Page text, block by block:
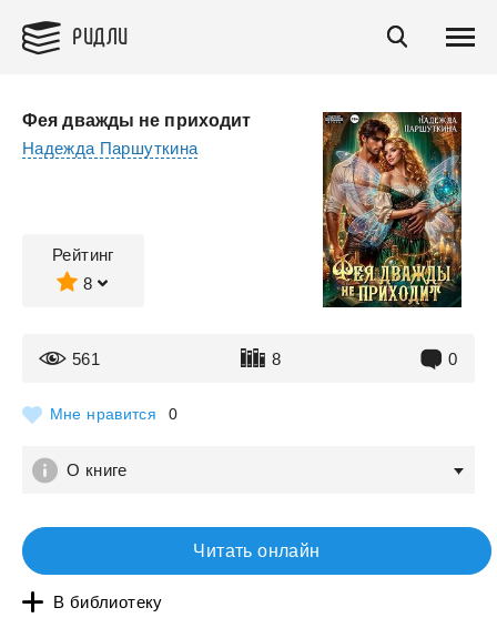
РИДЛИ
Фея дважды не приходит
Надежда Паршуткина
Рейтинг
8
561 8 0
Мне нравится 0
О книге
Читать онлайн
В библиотеку